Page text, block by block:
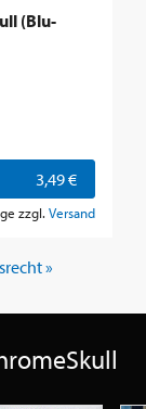
(Blu-
3,49 €
zzgl. Versand
»